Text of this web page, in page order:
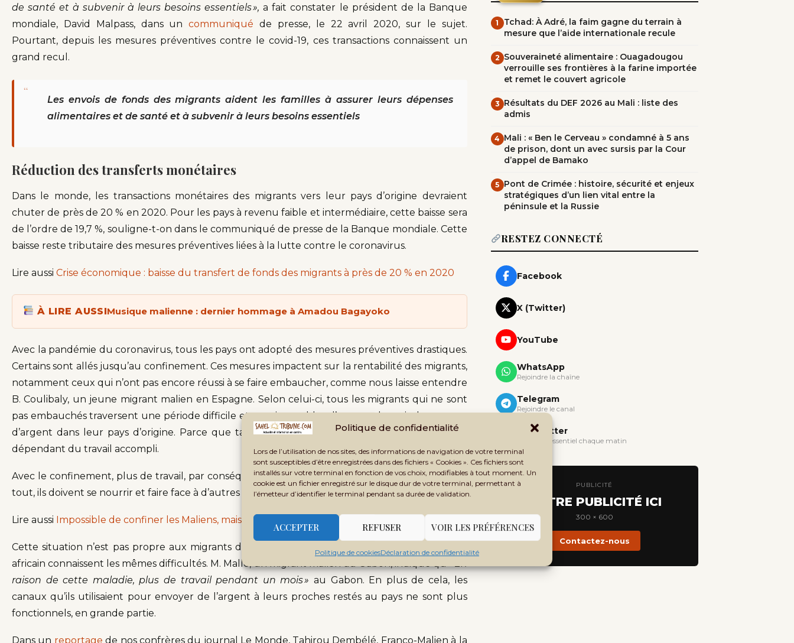
Politique de confidentialité
Lors de l’utilisation de nos sites, des informations de navigation de votre terminal
sont susceptibles d’être enregistrées dans des fichiers « Cookies ». Ces fichiers sont
installés sur votre terminal en fonction de vos choix, modifiables à tout moment. Un
cookie est un fichier enregistré sur le disque dur de votre terminal, permettant à
l’émetteur d’identifier le terminal pendant sa durée de validation.
ACCEPTER REFUSER VOIR LES PRÉFÉRENCES
Politique de cookiesDéclaration de confidentialité
de santé et à subvenir à leurs besoins essentiels »,a fait constater le président de la Banque
mondiale, David Malpass, dans uncommuniquéde presse, le 22 avril 2020, sur le sujet.
Pourtant, depuis les mesures préventives contre le covid-19, ces transactions connaissent un
grand recul.
“
Les envois de fonds des migrants aident les familles à assurer leurs dépenses
alimentaires et de santé et à subvenir à leurs besoins essentiels
Réduction des transferts monétaires
Dans le monde, les transactions monétaires des migrants vers leur pays d’origine devraient
chuter de près de 20 % en 2020. Pour les pays à revenu faible et intermédiaire, cette baisse sera
de l’ordre de 19,7 %, souligne-t-on dans le communiqué de presse de la Banque mondiale. Cette
baisse reste tributaire des mesures préventives liées à la lutte contre le coronavirus.
Lire aussi Crise économique : baisse du transfert de fonds des migrants à près de 20 % en 2020
À LIRE AUSSIMusique malienne : dernier hommage à Amadou Bagayoko
Avec la pandémie du coronavirus, tous les pays ont adopté des mesures préventives drastiques.
Certains sont allés jusqu’au confinement. Ces mesures impactent sur la rentabilité des migrants,
notamment ceux qui n’ont pas encore réussi à se faire embaucher, comme nous laisse entendre
B. Coulibaly, un jeune migrant malien en Espagne. Selon celui-ci, tous les migrants qui ne sont
pas embauchés traversent une période difficile et sont incapables d’envoyer la moindre somme
d’argent dans leur pays d’origine. Parce que tant qu’on n’est pas embauché, le salaire reste
dépendant du travail accompli.
Avec le confinement, plus de travail, par conséquent plus d’argent et donc pas d’envoi. Malgré
tout, ils doivent se nourrir et faire face à d’autres dépenses liées à leur propre existence.
Lire aussi Impossible de confiner les Maliens, mais possible d’obliger le port du masque
Cette situation n’est pas propre aux migrants dans les pays européens. Ceux sur le continent
africain connaissent les mêmes difficultés. M. Mallé, un migrant malien au Gabon, indique qu’
raison de cette maladie, plus de travail pendant un mois » au Gabon. En plus de cela, les
canaux qu’ils utilisaient pour envoyer de l’argent à leurs proches restés au pays ne sont plus
fonctionnels, en grande partie.
Dans un reportagede nos confrères du journal Le Monde, Tahirou Dembélé, Franco-Malien à la
1
Tchad: À Adré, la faim gagne du terrain à
mesure que l’aide internationale recule
2 Souveraineté alimentaire : Ouagadougou
verrouille ses frontières à la farine importée
et remet le couvert agricole
3 Résultats du DEF 2026 au Mali : liste des
admis
4 Mali : « Ben le Cerveau » condamné à 5 ans
de prison, dont un avec sursis par la Cour
d’appel de Bamako
5 Pont de Crimée : histoire, sécurité et enjeux
stratégiques d’un lien vital entre la
péninsule et la Russie
RESTEZ CONNECTÉ
Facebook
X (Twitter)
YouTube
WhatsApp
Rejoindre la chaîne
Telegram
Rejoindre le canal
Newsletter
Recevoir l'essentiel chaque matin
PUBLICITÉ
VOTRE PUBLICITÉ ICI
300 × 600
Contactez-nous